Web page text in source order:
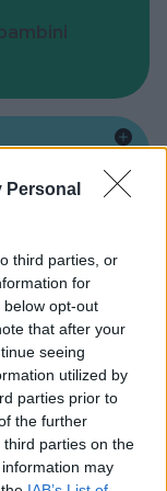
Personal
third parties, or
for
opt-out
that after your
seeing
utilized by
parties prior to
the further
parties on the
may
bambini